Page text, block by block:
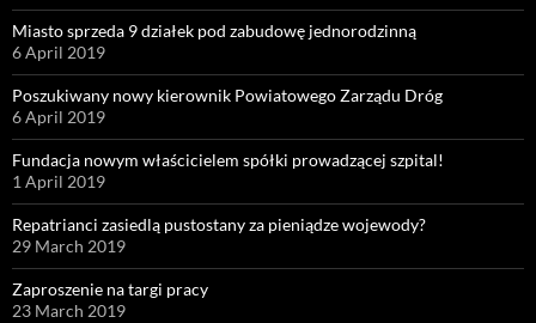
Miasto sprzeda 9 działek pod zabudowę jednorodzinną
6 April 2019
Poszukiwany nowy kierownik Powiatowego Zarządu Dróg
6 April 2019
Fundacja nowym właścicielem spółki prowadzącej szpital!
1 April 2019
Repatrianci zasiedlą pustostany za pieniądze wojewody?
29 March 2019
Zaproszenie na targi pracy
23 March 2019